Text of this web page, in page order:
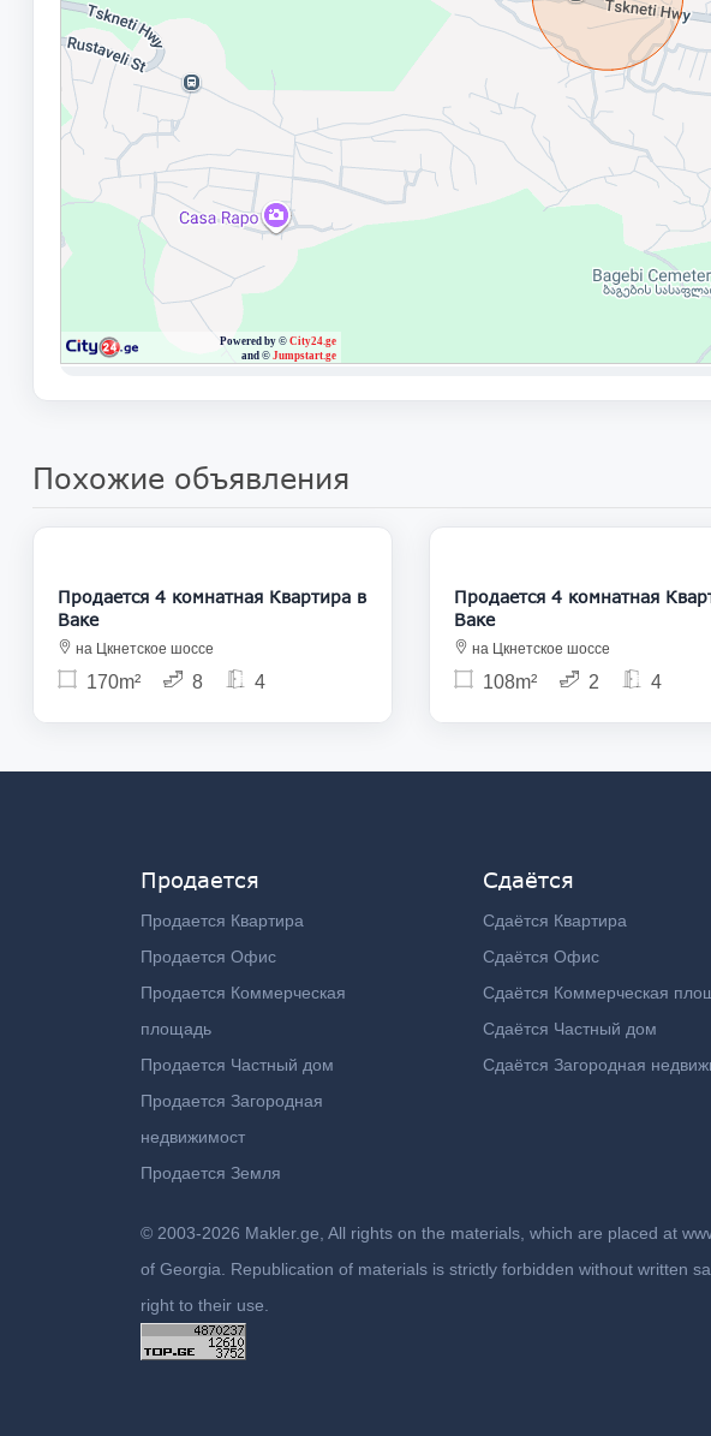
Похожие объявления
305 000
Продается 4 комнатная Квартира в
Ваке
на Цкнетское шоссе
170m² 8 4
245
Продается 4 комнатная Квартира в
Ваке
на Цкнетское шоссе
108m² 2 4
Продается
Продается Квартира
Продается Офис
Продается Коммерческая
площадь
Продается Частный дом
Продается Загородная
недвижимост
Продается Земля
Сдаётся
Сдаётся Квартира
Сдаётся Офис
Сдаётся Коммерческая
Сдаётся Частный дом
Сдаётся Загородная
© 2003-2026 Makler.ge, All rights on the materials, which are placed at
of Georgia. Republication of materials is strictly forbidden without written
right to their use.